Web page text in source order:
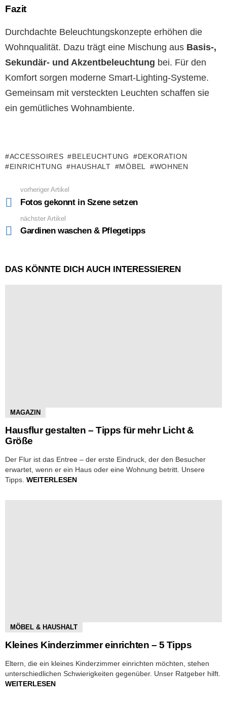
Fazit
Durchdachte Beleuchtungskonzepte erhöhen die
Wohnqualität. Dazu trägt eine Mischung aus Basis-,
Sekundär- und Akzentbeleuchtung bei. Für den
Komfort sorgen moderne Smart-Lighting-Systeme.
Gemeinsam mit versteckten Leuchten schaffen sie
ein gemütliches Wohnambiente.
ACCESSOIRES BELEUCHTUNG
DEKORATION
EINRICHTUNG
HAUSHALT MÖBEL WOHNEN
more
vorheriger Artikel
Fotos gekonnt in Szene setzen
nächster Artikel
Gardinen waschen & Pflegetipps
DAS KÖNNTE DICH AUCH INTERESSIEREN
MAGAZIN
Hausflur gestalten – Tipps für mehr Licht &
Größe
Der Flur ist das Entree – der erste Eindruck, der den Besucher
erwartet, wenn er ein Haus oder eine Wohnung betritt. Unsere
Tipps. WEITERLESEN
MÖBEL & HAUSHALT
Kleines Kinderzimmer einrichten – 5 Tipps
Eltern, die ein kleines Kinderzimmer einrichten möchten, stehen
unterschiedlichen Schwierigkeiten gegenüber. Unser Ratgeber hilft.
WEITERLESEN